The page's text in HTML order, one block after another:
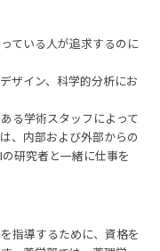
ている人が追求するのに
ザイン、科学的分析にお
る学術スタッフによって
、内部および外部からの
研究者と一緒に仕事を
指導するために、資格を